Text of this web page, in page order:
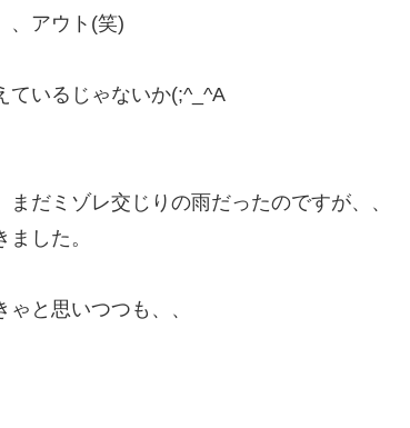
、アウト(笑)
ているじゃないか(;^_^A
だミゾレ交じりの雨だったのですが、、
した。
と思いつつも、、